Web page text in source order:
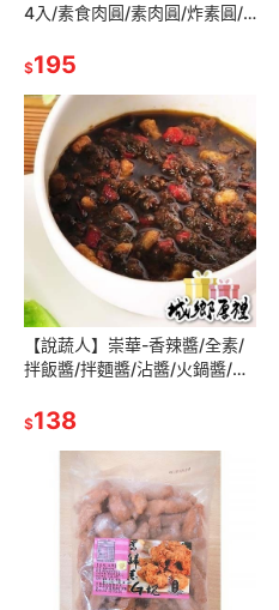
4入/素食肉圓/素肉圓/炸素圓/
食冷凍/冷凍素食料理
$195
【說蔬人】崇華-香辣醬/全素/
拌飯醬/拌麵醬/沾醬/火鍋醬/崇
$138